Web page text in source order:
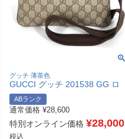
グッチ 薄茶色
GUCCI グッチ 201538 GG ロ
ゴ 斜め掛け ポシェット カバン
ショルダーバッグ GGPVC/レザ
ー ユニセックス ベージュ 【中
古】
ABランク
通常価格 ¥28,600
特別オンライン価格 ¥28,000
税込